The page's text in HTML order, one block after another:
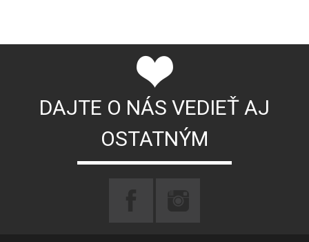
DAJTE O NÁS VEDIEŤ AJ
OSTATNÝM